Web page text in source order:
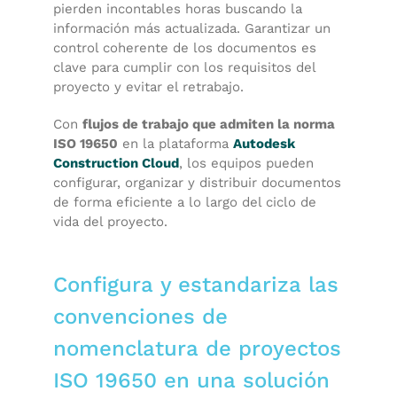
pierden incontables horas buscando la
información más actualizada. Garantizar un
control coherente de los documentos es
clave para cumplir con los requisitos del
proyecto y evitar el retrabajo.
Con flujos de trabajo que admiten la norma
ISO 19650 en la plataforma Autodesk
Construction Cloud, los equipos pueden
configurar, organizar y distribuir documentos
de forma eficiente a lo largo del ciclo de
vida del proyecto.
Configura y estandariza las
convenciones de
nomenclatura de proyectos
ISO 19650 en una solución